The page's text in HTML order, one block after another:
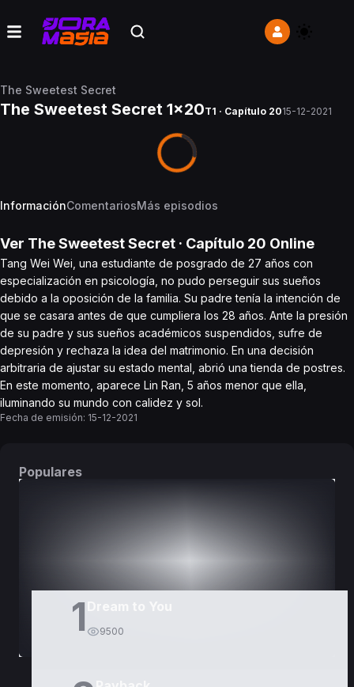
The Sweetest Secret
The Sweetest Secret 1x20T1 · Capítulo 2015-12-2021
InformaciónComentariosMás episodios
Ver The Sweetest Secret · Capítulo 20 Online
Tang Wei Wei, una estudiante de posgrado de 27 años con
especialización en psicología, no pudo perseguir sus sueños
debido a la oposición de la familia. Su padre tenía la intención de
que se casara antes de que cumpliera los 28 años. Ante la presión
de su padre y sus sueños académicos suspendidos, sufre de
depresión y rechaza la idea del matrimonio. En una decisión
arbitraria de ajustar su estado mental, abrió una tienda de postres.
En este momento, aparece Lin Ran, 5 años menor que ella,
iluminando su mundo con calidez y sol.
Fecha de emisión: 15-12-2021
Populares
1 9500